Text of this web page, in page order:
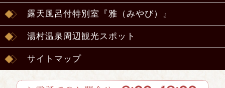
露天風呂付特別室『雅（みやび）』
湯村温泉周辺観光スポット
サイトマップ